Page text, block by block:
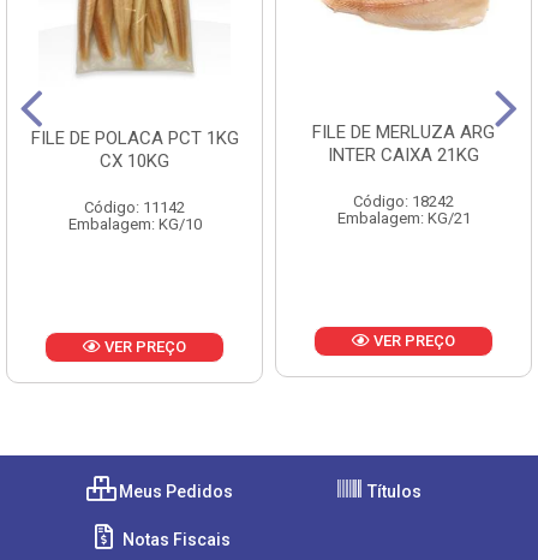
FILE DE POLACA PCT 1KG
CX 10KG
Código: 11142
Embalagem: KG/10
VER PREÇO
FILE DE MERLUZA ARG
INTER CAIXA 21KG
Código: 18242
Embalagem: KG/21
VER PREÇO
Meus Pedidos Títulos
Notas Fiscais